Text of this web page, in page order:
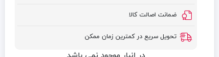
ضمانت اصالت کالا
تحویل سریع در کمترین زمان ممکن